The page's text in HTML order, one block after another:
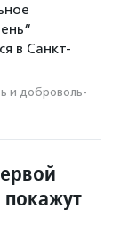
в Санкт-
и доброволь­